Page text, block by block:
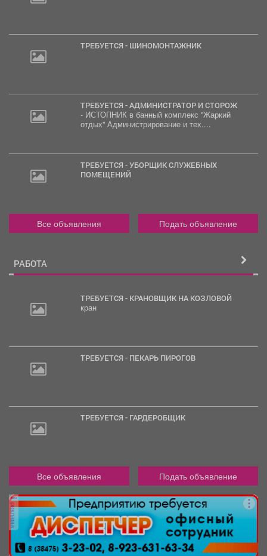
ТРЕБУЕТСЯ - ШИНОМОНТАЖНИК
ТРЕБУЕТСЯ - АДМИНИСТРАТОР И СТОРОЖ
- ИСТОПНИК в банный комплекс "Жаркий
отдых" Администрирование и тех....
ТРЕБУЕТСЯ - УБОРЩИК СЛУЖЕБНЫХ
ПОМЕЩЕНИЙ
Все объявления Подать объявление
РАБОТА
ТРЕБУЕТСЯ - КРАНОВЩИК НА КОЗЛОВОЙ
кран
ТРЕБУЕТСЯ - ПЕКАРЬ ПИРОГОВ
ТРЕБУЕТСЯ - ГАРДЕРОБЩИК
Все объявления Подать объявление
реклама